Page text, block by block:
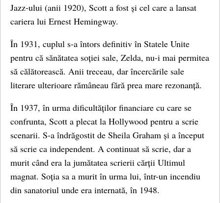
Jazz-ului (anii 1920), Scott a fost și cel care a lansat
cariera lui Ernest Hemingway.
În 1931, cuplul s-a întors definitiv în Statele Unite
pentru că sănătatea soției sale, Zelda, nu-i mai permitea
să călătorească. Anii treceau, dar încercările sale
literare ulterioare rămâneau fără prea mare rezonanță.
În 1937, în urma dificultăților financiare cu care se
confrunta, Scott a plecat la Hollywood pentru a scrie
scenarii. S-a îndrăgostit de Sheila Graham și a început
să scrie ca independent. A continuat să scrie, dar a
murit când era la jumătatea scrierii cărții Ultimul
magnat. Soția sa a murit în urma lui, într-un incendiu
din sanatoriul unde era internată, în 1948.